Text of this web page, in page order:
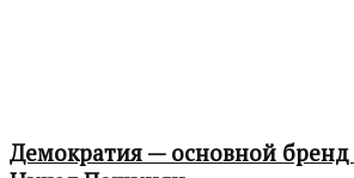
Демократия — основной